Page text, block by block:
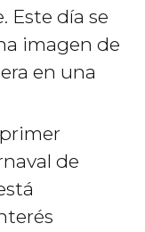
Este día se
imagen de
en una
primer
de